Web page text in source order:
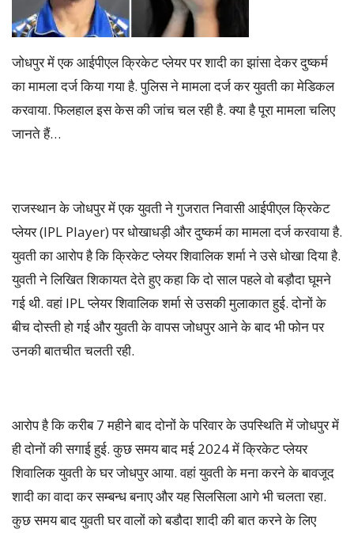
जोधपुर में एक आईपीएल क्रिकेट प्लेयर पर शादी का झांसा देकर दुष्कर्म
का मामला दर्ज किया गया है. पुलिस ने मामला दर्ज कर युवती का मेडिकल
करवाया. फिलहाल इस केस की जांच चल रही है. क्या है पूरा मामला चलिए
जानते हैं…
राजस्थान के जोधपुर में एक युवती ने गुजरात निवासी आईपीएल क्रिकेट
प्लेयर (IPL Player) पर धोखाधड़ी और दुष्कर्म का मामला दर्ज करवाया है.
युवती का आरोप है कि क्रिकेट प्लेयर शिवालिक शर्मा ने उसे धोखा दिया है.
युवती ने लिखित शिकायत देते हुए कहा कि दो साल पहले वो बड़ौदा घूमने
गई थी. वहां IPL प्लेयर शिवालिक शर्मा से उसकी मुलाकात हुई. दोनों के
बीच दोस्ती हो गई और युवती के वापस जोधपुर आने के बाद भी फोन पर
उनकी बातचीत चलती रही.
आरोप है कि करीब 7 महीने बाद दोनों के परिवार के उपस्थिति में जोधपुर में
ही दोनों की सगाई हुई. कुछ समय बाद मई 2024 में क्रिकेट प्लेयर
शिवालिक युवती के घर जोधपुर आया. वहां युवती के मना करने के बावजूद
शादी का वादा कर सम्बन्ध बनाए और यह सिलसिला आगे भी चलता रहा.
कुछ समय बाद युवती घर वालों को बडौदा शादी की बात करने के लिए